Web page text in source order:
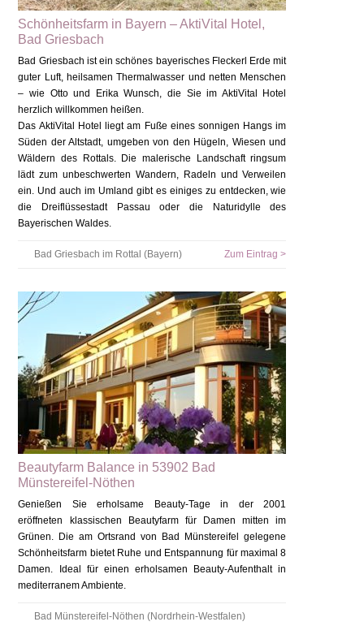
Schönheitsfarm in Bayern – AktiVital Hotel,
Bad Griesbach
Bad Griesbach ist ein schönes bayerisches Fleckerl Erde mit
guter Luft, heilsamen Thermalwasser und netten Menschen
– wie Otto und Erika Wunsch, die Sie im AktiVital Hotel
herzlich willkommen heißen.
Das AktiVital Hotel liegt am Fuße eines sonnigen Hangs im
Süden der Altstadt, umgeben von den Hügeln, Wiesen und
Wäldern des Rottals. Die malerische Landschaft ringsum
lädt zum unbeschwerten Wandern, Radeln und Verweilen
ein. Und auch im Umland gibt es einiges zu entdecken, wie
die Dreiflüssestadt Passau oder die Naturidylle des
Bayerischen Waldes.
Bad Griesbach im Rottal (Bayern) Zum Eintrag >
Beautyfarm Balance in 53902 Bad
Münstereifel-Nöthen
Genießen Sie erholsame Beauty-Tage in der 2001
eröffneten klassischen Beautyfarm für Damen mitten im
Grünen. Die am Ortsrand von Bad Münstereifel gelegene
Schönheitsfarm bietet Ruhe und Entspannung für maximal 8
Damen. Ideal für einen erholsamen Beauty-Aufenthalt in
mediterranem Ambiente.
Bad Münstereifel-Nöthen (Nordrhein-Westfalen)